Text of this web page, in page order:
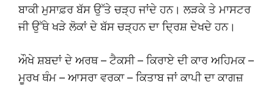
ਬਾਕੀ ਮੁਸਾਫ਼ਰ ਬੱਸ ਉੱਤੇ ਚੜ੍ਹ ਜਾਂਦੇ ਹਨ। ਲੜਕੇ ਤੇ ਮਾਸਟਰ
ਜੀ ਉੱਥੇ ਖੜੇ ਲੋਕਾਂ ਦੇ ਬੱਸ ਚੜ੍ਹਨ ਦਾ ਦ੍ਰਿਸ਼ ਦੇਖਦੇ ਹਨ।
ਔਖੇ ਸ਼ਬਦਾਂ ਦੇ ਅਰਥ – ਟੈਕਸੀ – ਕਿਰਾਏ ਦੀ ਕਾਰ ਅਹਿਮਕ –
ਮੂਰਖ ਥੰਮ – ਆਸਰਾ ਵਰਕਾ – ਕਿਤਾਬ ਜਾਂ ਕਾਪੀ ਦਾ ਕਾਗਜ਼